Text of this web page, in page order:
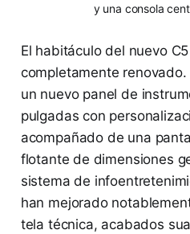
y una consola
El habitáculo del nuevo
completamente
un nuevo panel de
pulgadas con
acompañado de una
flotante de dimensiones
sistema de
han mejorado
tela técnica, acabados